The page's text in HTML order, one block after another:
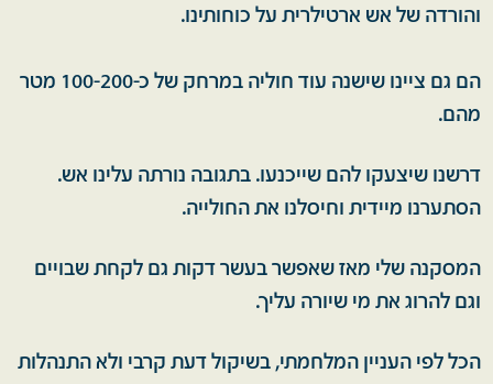
והורדה של אש ארטילרית על כוחותינו.
הם גם ציינו שישנה עוד חוליה במרחק של כ-100-200 מטר
מהם.
דרשנו שיצעקו להם שייכנעו. בתגובה נורתה עלינו אש.
הסתערנו מיידית וחיסלנו את החולייה.
המסקנה שלי מאז שאפשר בעשר דקות גם לקחת שבויים
וגם להרוג את מי שיורה עליך.
הכל לפי העניין המלחמתי, בשיקול דעת קרבי ולא התנהלות